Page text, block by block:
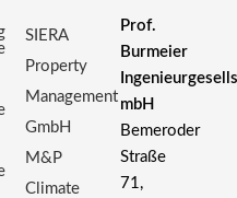
SIERA
Property
Management
GmbH
M&P
Climate
Prof.
Burmeier
mbH
Bemeroder
Straße
71,